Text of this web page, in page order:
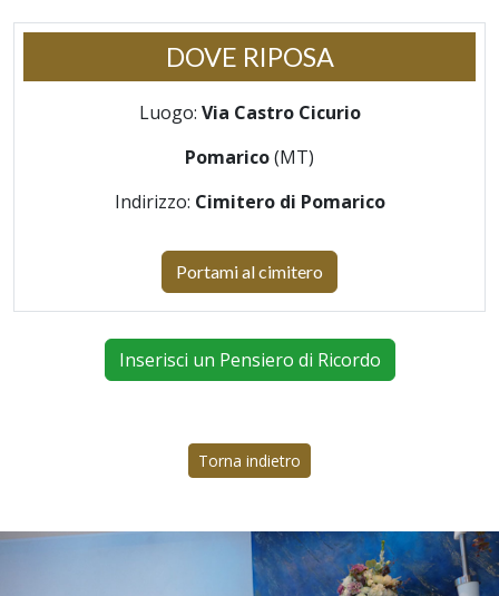
DOVE RIPOSA
Luogo: Via Castro Cicurio
Pomarico(MT)
Indirizzo: Cimitero di Pomarico
Portami al cimitero
Inserisci un Pensiero di Ricordo
Torna indietro